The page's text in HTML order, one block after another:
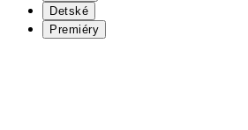
Detské
Premiéry